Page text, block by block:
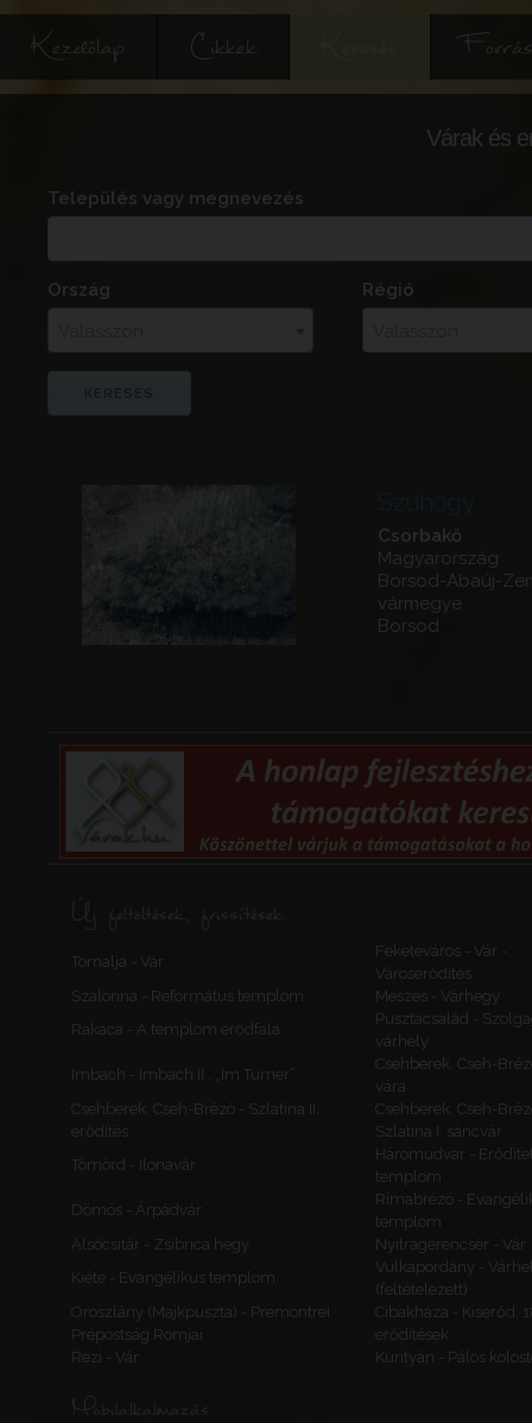
Kezdőlap Cikkek
Várak és
Település vagy megnevezés
Ország
Régió
Szuhogy
Csorbakő
Magyarország
Borsod-Abaúj-
vármegye
Borsod
Új feltöltések, frissítések
Tornalja - Vár
Feketeváros - Vár -
Városerődítés
Szalonna - Református templom
Meszes - Várhegy
Rakaca - A templom erődfala
Pusztacsalád -
várhely
Imbach - Imbach II., „Im Turner”
Csehberek, Cseh-
vára
Csehberek, Cseh-Brézó - Szlatina II.
erődítés
Csehberek, Cseh-
Szlatina I. sáncvár
Tömörd - Ilonavár
Háromudvar -
templom
Dömös - Árpádvár
Rimabrézó -
templom
Alsócsitár - Zsibrica hegy
Nyitragerencsér - Vár
Kiéte - Evangélikus templom
Vulkapordány -
(feltételezett)
Oroszlány (Majkpuszta) - Premontrei
Prépostság Romjai
Cibakháza - Kiserőd,
erődítések
Rezi - Vár
Kurityán - Pálos
Mobilalkalmazás